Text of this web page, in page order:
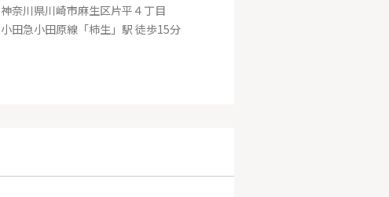
神奈川県川崎市麻生区片平４丁目
小田急小田原線「柿生」駅 徒歩15分